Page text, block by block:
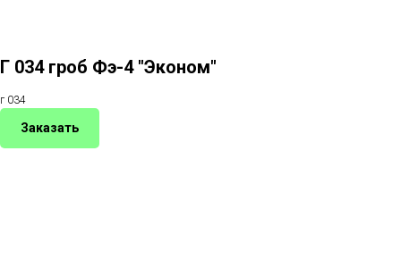
Г 034 гроб Фэ-4 "Эконом"
г 034
Заказать